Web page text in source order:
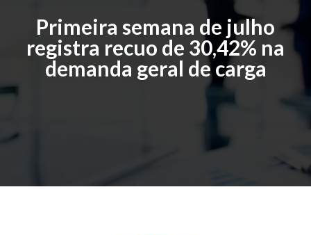
Primeira semana de julho
registra recuo de 30,42% na
demanda geral de carga